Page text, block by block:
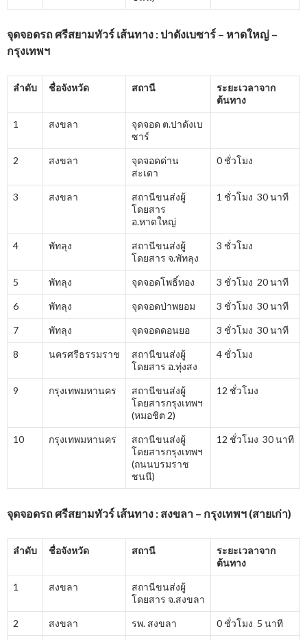
จุดจอดรถ ศรีสยามทัวร์ เส้นทาง : ปาดังเบซาร์ – หาดใหญ่ –
กรุงเทพฯ
ลำดับ ชื่อจังหวัด สถานี
ระยะเวลาจาก
ต้นทาง
1 สงขลา
จุดจอด ต.ปาดังเบ
ซาร์
2 สงขลา
จุดจอดด่าน
สะเดา
0 ชั่วโมง
3 สงขลา
สถานีขนส่งผู้
โดยสาร
อ.หาดใหญ่
1 ชั่วโมง 30 นาที
4 พัทลุง
สถานีขนส่งผู้
โดยสาร จ.พัทลุง
3 ชั่วโมง
5 พัทลุง จุดจอดโพธิ์ทอง 3 ชั่วโมง 20 นาที
6 พัทลุง จุดจอดป่าพยอม 3 ชั่วโมง 30 นาที
7 พัทลุง จุดจอดดอนยอ 3 ชั่วโมง 30 นาที
8 นครศรีธรรมราช
สถานีขนส่งผู้
โดยสาร อ.ทุ่งสง
4 ชั่วโมง
9 กรุงเทพมหานคร
สถานีขนส่งผู้
โดยสารกรุงเทพฯ
(หมอชิต 2)
12 ชั่วโมง
10 กรุงเทพมหานคร
สถานีขนส่งผู้
โดยสารกรุงเทพฯ
(ถนนบรมราช
ชนนี)
12 ชั่วโมง 30 นาที
จุดจอดรถ ศรีสยามทัวร์ เส้นทาง : สงขลา – กรุงเทพฯ (สายเก่า)
ลำดับ ชื่อจังหวัด สถานี
ระยะเวลาจาก
ต้นทาง
1 สงขลา
สถานีขนส่งผู้
โดยสาร จ.สงขลา
2 สงขลา รพ. สงขลา 0 ชั่วโมง 5 นาที